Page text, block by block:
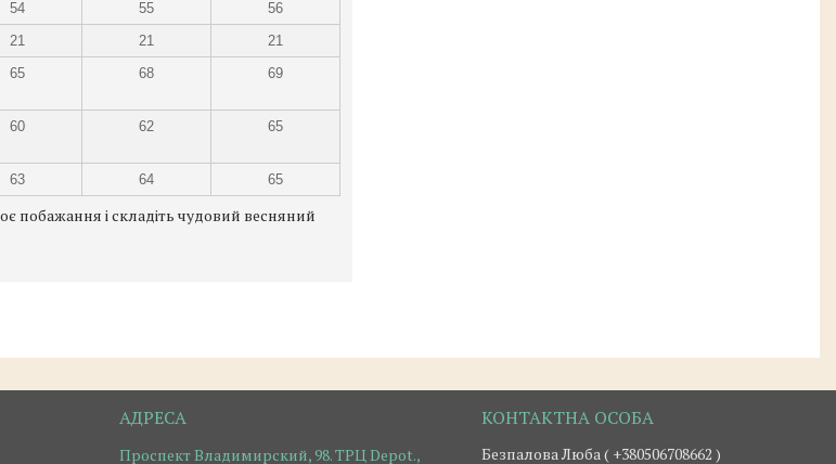
54 55
56
21 21
21
65 68 69
60 62 65
63 64 65
побажання і складіть чудовий весняний
Проспект Владимирский, 98. ТРЦ Depot., Безпалова Люба ( +380506708662 )